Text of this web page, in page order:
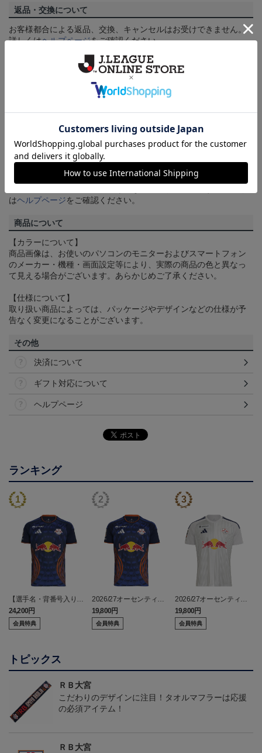
返品・交換について
お客様都合による返品、交換、キャンセルはお受けできません。
詳しくはヘルプページをご確認ください。
ご注文の確定について
買い物かごに入れるだけでは在庫は確保されませんので、お早め
にご購入手続きをお済ませください。
3,980円（税込）以上のご注文は全国一律送料無料です。詳しくは
ヘルプページをご確認ください。
配送方法について
はヘルプページをご確認ください。
商品について
【カラーについて】
商品画像は、お使いのパソコンのモニターおよびスマートフォン
のメーカー・機種・画面設定等により、実際の商品の色と異なっ
て見える場合がございます。あらかじめご了承ください。
【仕様について】
取り扱い商品によっては、パッケージやデザインなどの仕様が予
告なく変更になることがございます。
その他
決済について
ギフト対応について
ヘルプページ
ランキング
【選手名・背番号入り】
2026/27オーセンティッ
クユニフォーム（フィー
ルド1st）
24,200円
会員特典
2026/27オーセンティッ
クユニフォーム（フィー
ルド1st）
19,800円
会員特典
2026/27オーセンティッ
クユニフォーム（フィー
ルド2nd）
19,800円
会員特典
トピックス
ＲＢ大宮
こだわりのデザインに注目！タオルマフラーは応援
の必須アイテム！
ＲＢ大宮